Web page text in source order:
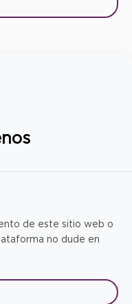
de este sitio web o
no dude en